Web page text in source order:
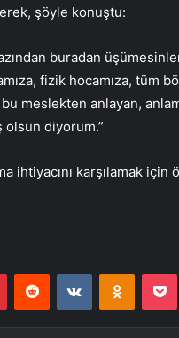
şöyle konuştu:
buradan
fizik hocamıza, tüm
meslekten anlayan,
olsun diyorum.”
ihtiyacını karşılamak
PinterestReddit VKontakte